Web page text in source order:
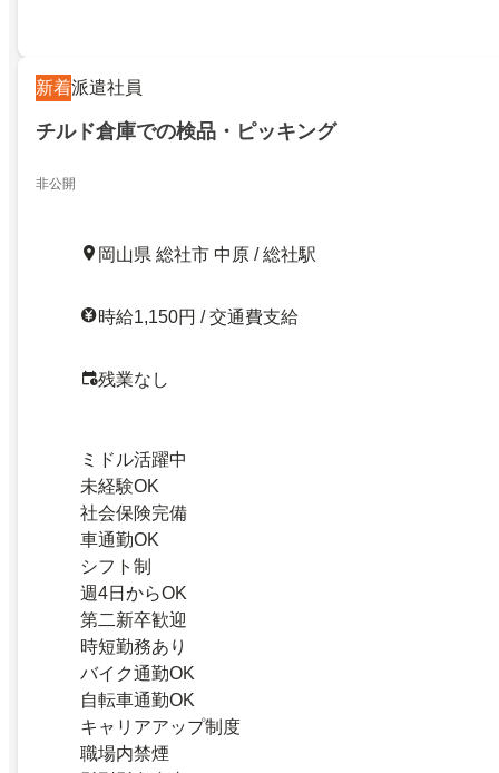
新着派遣社員
チルド倉庫での検品・ピッキング
非公開
岡山県 総社市 中原 / 総社駅
時給1,150円 / 交通費支給
残業なし
ミドル活躍中
未経験OK
社会保険完備
車通勤OK
シフト制
週4日からOK
第二新卒歓迎
時短勤務あり
バイク通勤OK
自転車通勤OK
キャリアアップ制度
職場内禁煙